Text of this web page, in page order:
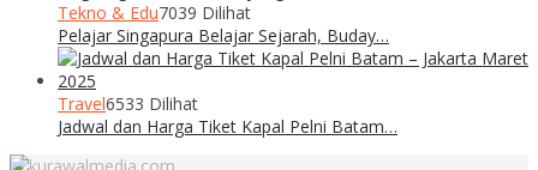
Tekno & Edu7039 Dilihat
Pelajar Singapura Belajar Sejarah, Buday…
Travel6533 Dilihat
Jadwal dan Harga Tiket Kapal Pelni Batam…